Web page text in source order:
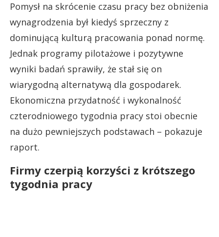
Pomysł na skrócenie czasu pracy bez obniżenia
wynagrodzenia był kiedyś sprzeczny z
dominującą kulturą pracowania ponad normę.
Jednak programy pilotażowe i pozytywne
wyniki badań sprawiły, że stał się on
wiarygodną alternatywą dla gospodarek.
Ekonomiczna przydatność i wykonalność
czterodniowego tygodnia pracy stoi obecnie
na dużo pewniejszych podstawach – pokazuje
raport.
Firmy czerpią korzyści z krótszego
tygodnia pracy